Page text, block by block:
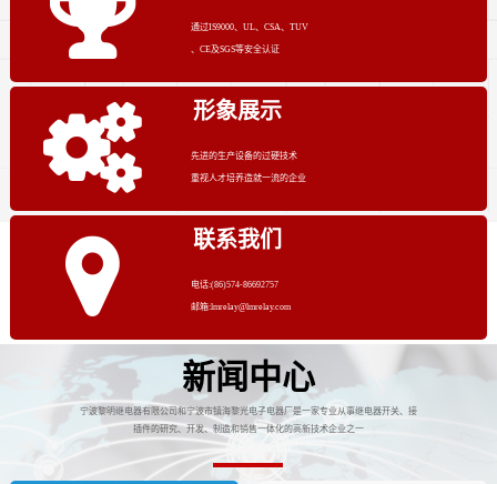
通过IS9000、UL、CSA、TUV
、CE及SGS等安全认证
形象展示
先进的生产设备的过硬技术
重视人才培养造就一流的企业
联系我们
电话:(86)574-86692757
邮箱:lmrelay@lmrelay.com
新闻中心
宁波黎明继电器有限公司和宁波市镇海黎光电子电器厂是一家专业从事继电器开关、接
插件的研究、开发、制造和销售一体化的高新技术企业之一